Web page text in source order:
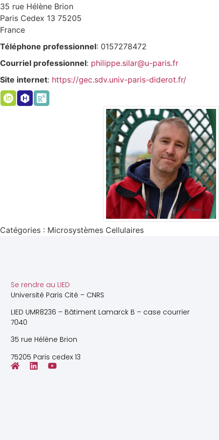
35 rue Hélène Brion
Paris Cedex 13 75205
France
Téléphone professionnel: 0157278472
Courriel professionnel: philippe.silar@u-paris.fr
Site internet: https://gec.sdv.univ-paris-diderot.fr/
Catégories : Microsystèmes Cellulaires
Se rendre au LIED
Université Paris Cité – CNRS
LIED UMR8236 – Bâtiment Lamarck B – case courrier
7040
35 rue Hélène Brion
75205 Paris cedex 13